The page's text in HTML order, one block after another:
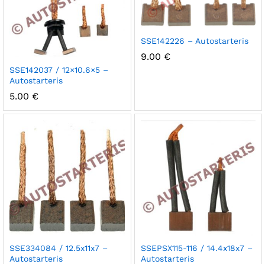
SSE142037 / 12×10.6×5 –
Autostarteris
5.00 €
SSE142226 – Autostarteris
9.00 €
SSE334084 / 12.5x11x7 –
Autostarteris
SSEPSX115-116 / 14.4x18x7 –
Autostarteris